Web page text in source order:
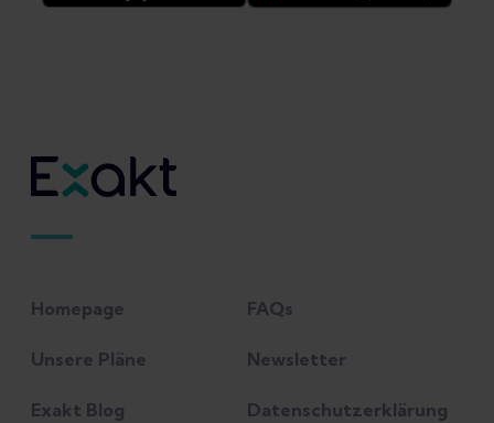
Homepage
Unsere Pläne
Exakt Blog
FAQs
Newsletter
Datenschutzerklärung